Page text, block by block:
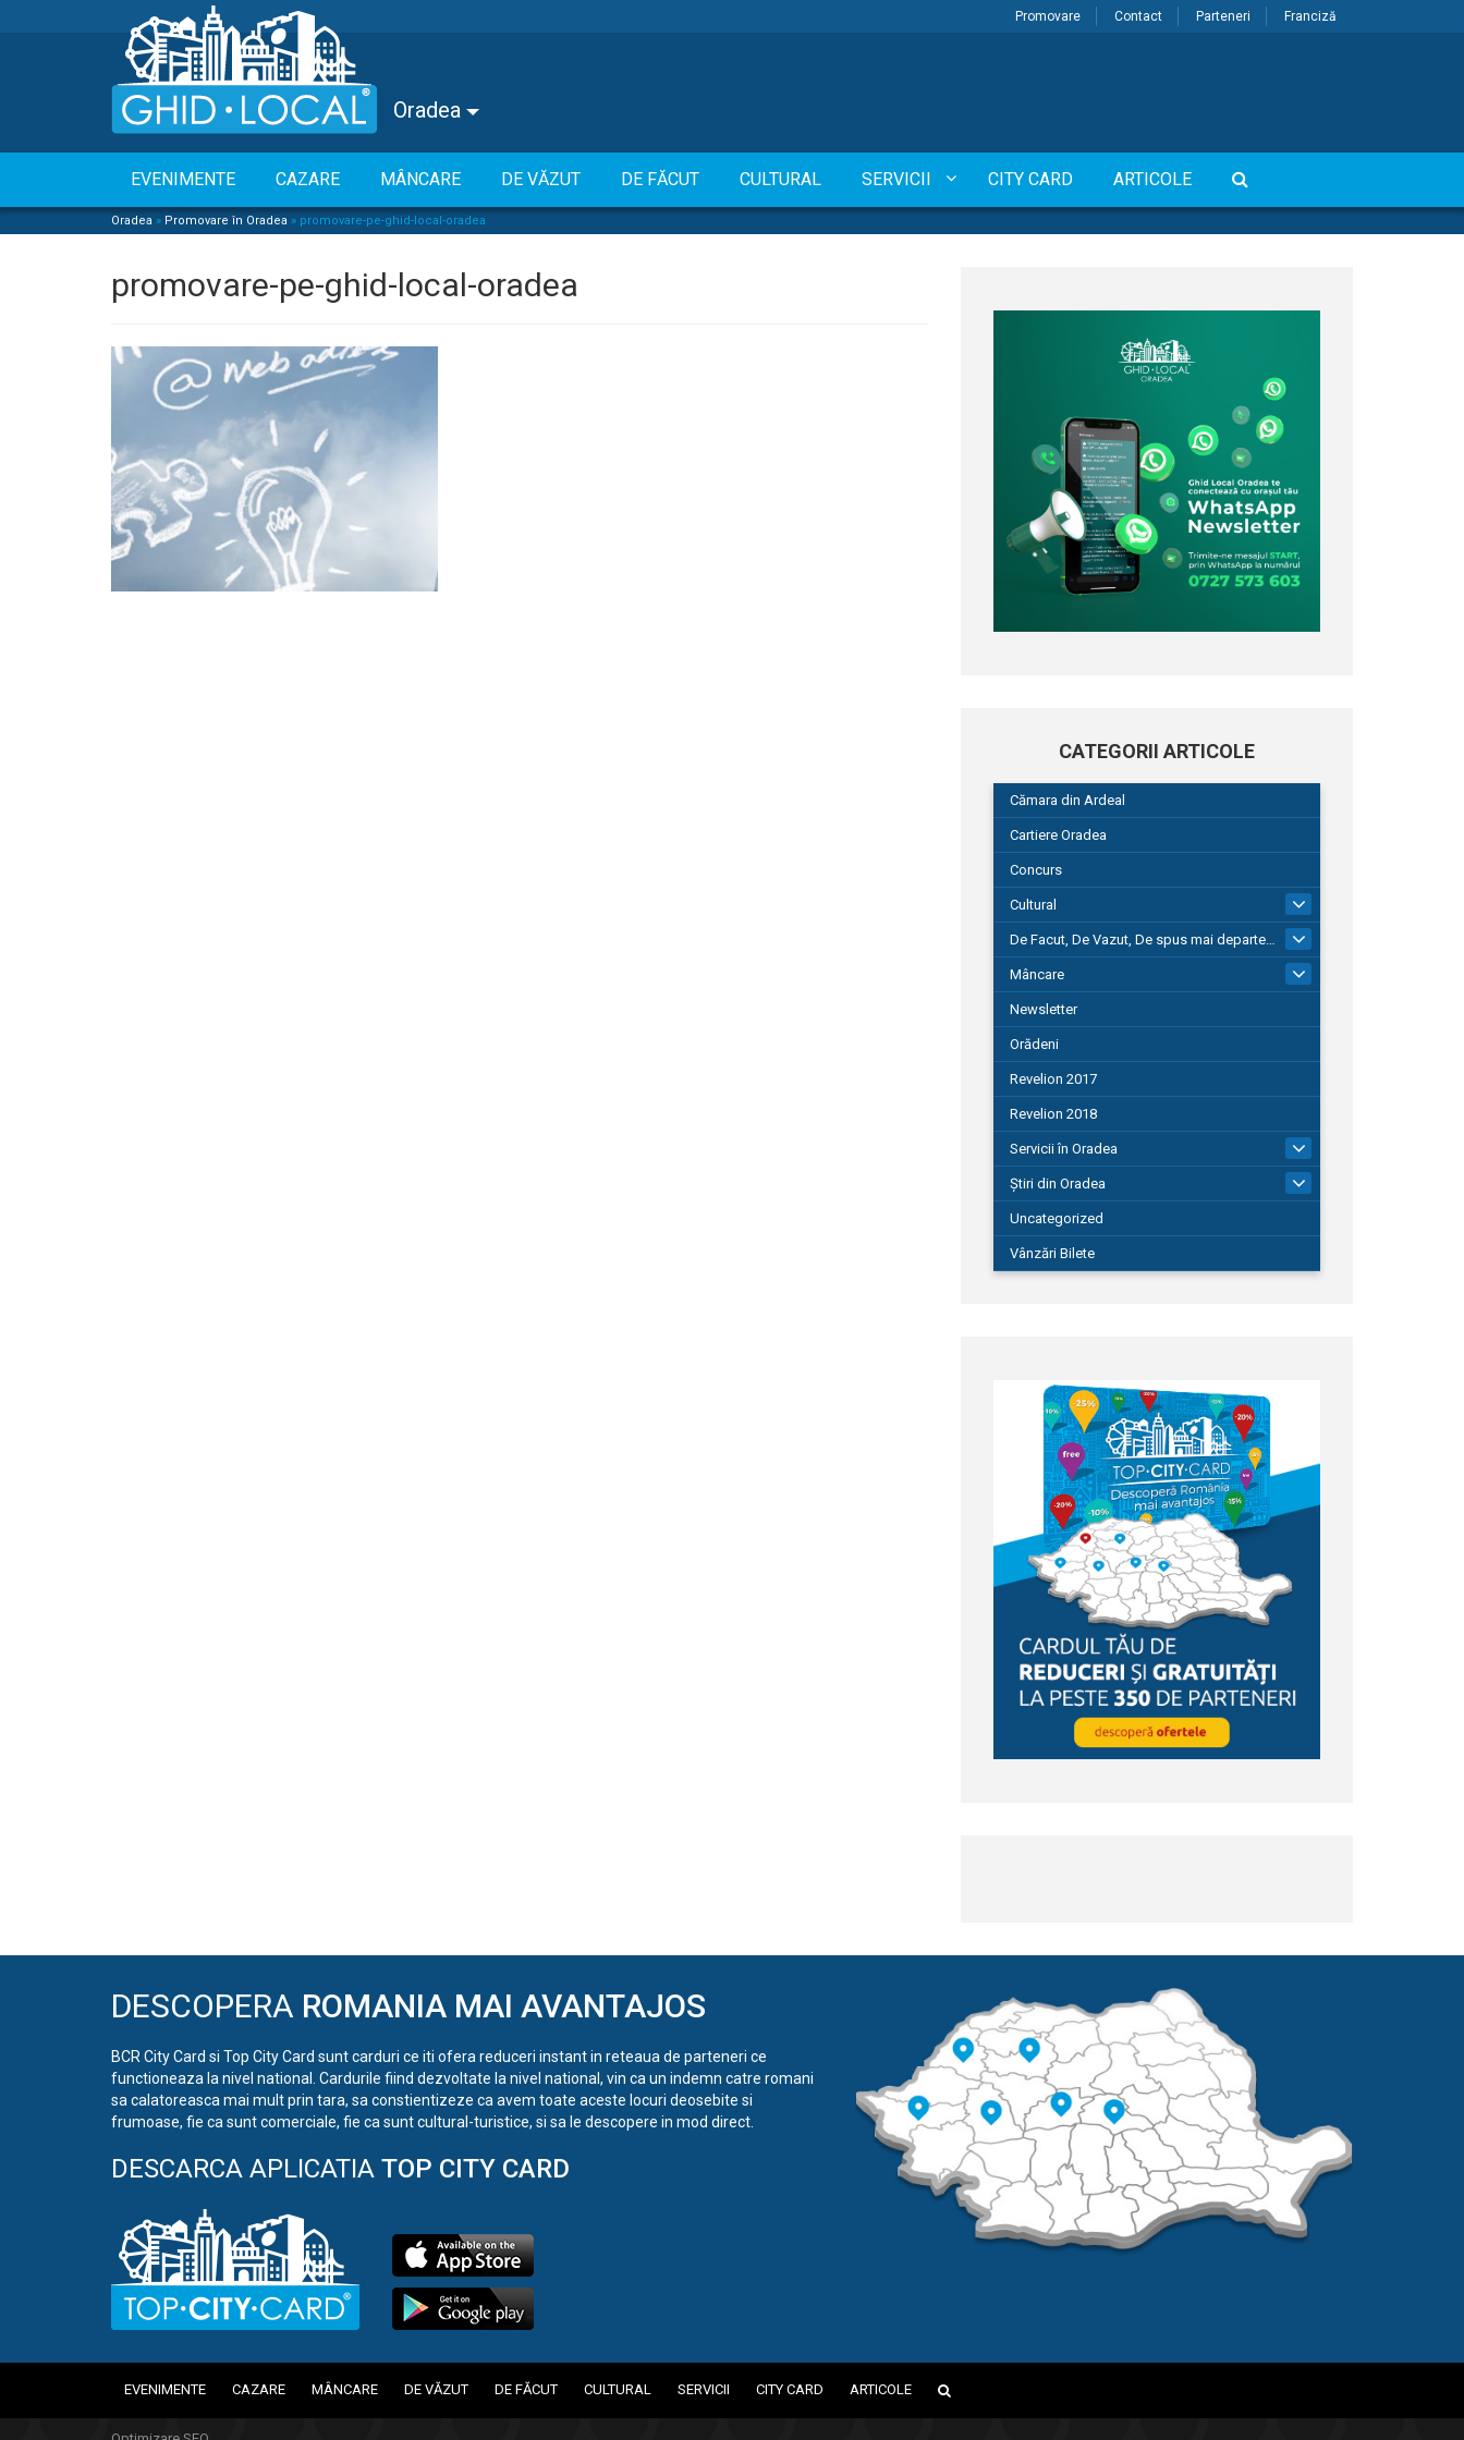
Promovare Contact Parteneri Franciză
Oradea
EVENIMENTE CAZARE MÂNCARE DE VĂZUT DE FĂCUT CULTURAL SERVICII CITY CARD ARTICOLE
Oradea » Promovare în Oradea » promovare-pe-ghid-local-oradea
promovare-pe-ghid-local-oradea
CATEGORII ARTICOLE
Cămara din Ardeal
Cartiere Oradea
Concurs
Cultural
De Facut, De Vazut, De spus mai departe…
580
Mâncare
Newsletter
Orădeni
Revelion 2017
Revelion 2018
Servicii în Oradea
104
Știri din Oradea
1.127
Uncategorized
Vânzări Bilete
DESCOPERA ROMANIA MAI AVANTAJOS
BCR City Card si Top City Card sunt carduri ce iti ofera reduceri instant in reteaua de parteneri ce
functioneaza la nivel national. Cardurile fiind dezvoltate la nivel national, vin ca un indemn catre romani
sa calatoreasca mai mult prin tara, sa constientizeze ca avem toate aceste locuri deosebite si
frumoase, fie ca sunt comerciale, fie ca sunt cultural-turistice, si sa le descopere in mod direct.
DESCARCA APLICATIA TOP CITY CARD
EVENIMENTE CAZARE MÂNCARE DE VĂZUT DE FĂCUT CULTURAL SERVICII CITY CARD ARTICOLE